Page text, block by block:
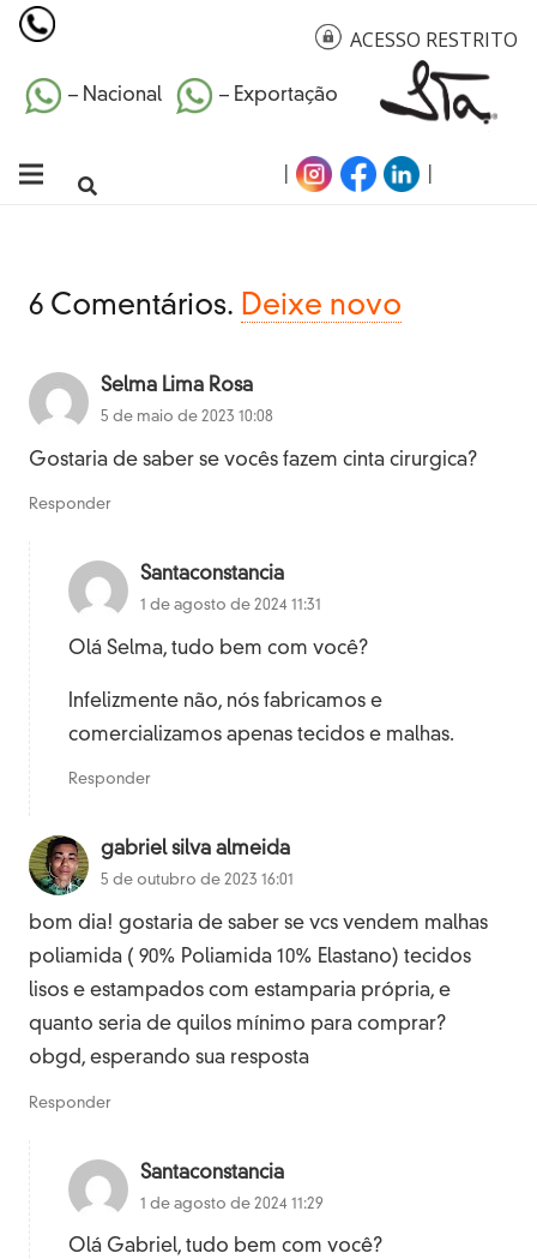
ACESSO RESTRITO
– Nacional – Exportação
6 Comentários. Deixe novo
Selma Lima Rosa
5 de maio de 2023 10:08
Gostaria de saber se vocês fazem cinta cirurgica?
Responder
Santaconstancia
1 de agosto de 2024 11:31
Olá Selma, tudo bem com você?
Infelizmente não, nós fabricamos e
comercializamos apenas tecidos e malhas.
Responder
gabriel silva almeida
5 de outubro de 2023 16:01
bom dia! gostaria de saber se vcs vendem malhas
poliamida ( 90% Poliamida 10% Elastano) tecidos
lisos e estampados com estamparia própria, e
quanto seria de quilos mínimo para comprar?
obgd, esperando sua resposta
Responder
Santaconstancia
1 de agosto de 2024 11:29
Olá Gabriel, tudo bem com você?